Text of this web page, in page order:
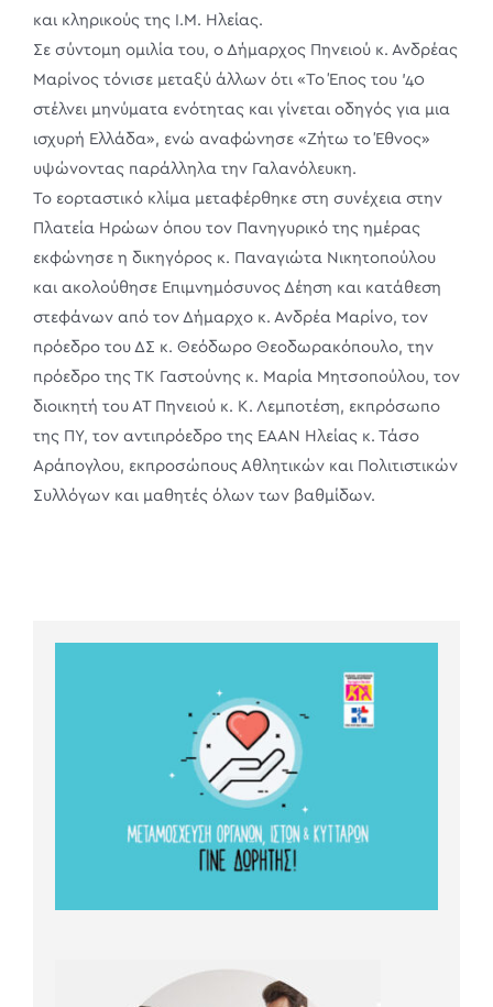
και κληρικούς της Ι.Μ. Ηλείας.
Σε σύντομη ομιλία του, ο Δήμαρχος Πηνειού κ. Ανδρέας
Μαρίνος τόνισε μεταξύ άλλων ότι «Το Έπος του ’40
στέλνει μηνύματα ενότητας και γίνεται οδηγός για μια
ισχυρή Ελλάδα», ενώ αναφώνησε «Ζήτω το Έθνος»
υψώνοντας παράλληλα την Γαλανόλευκη.
Το εορταστικό κλίμα μεταφέρθηκε στη συνέχεια στην
Πλατεία Ηρώων όπου τον Πανηγυρικό της ημέρας
εκφώνησε η δικηγόρος κ. Παναγιώτα Νικητοπούλου
και ακολούθησε Επιμνημόσυνος Δέηση και κατάθεση
στεφάνων από τον Δήμαρχο κ. Ανδρέα Μαρίνο, τον
πρόεδρο του ΔΣ κ. Θεόδωρο Θεοδωρακόπουλο, την
πρόεδρο της ΤΚ Γαστούνης κ. Μαρία Μητσοπούλου, τον
διοικητή του ΑΤ Πηνειού κ. Κ. Λεμποτέση, εκπρόσωπο
της ΠΥ, τον αντιπρόεδρο της ΕΑΑΝ Ηλείας κ. Τάσο
Αράπογλου, εκπροσώπους Αθλητικών και Πολιτιστικών
Συλλόγων και μαθητές όλων των βαθμίδων.